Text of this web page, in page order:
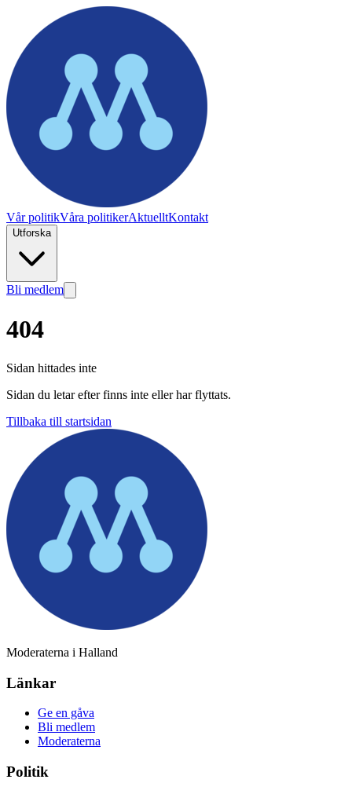
Vår politikVåra politikerAktuelltKontakt
Utforska
Bli medlem
404
Sidan hittades inte
Sidan du letar efter finns inte eller har flyttats.
Tillbaka till startsidan
Moderaterna i Halland
Länkar
Ge en gåva
Bli medlem
Moderaterna
Politik